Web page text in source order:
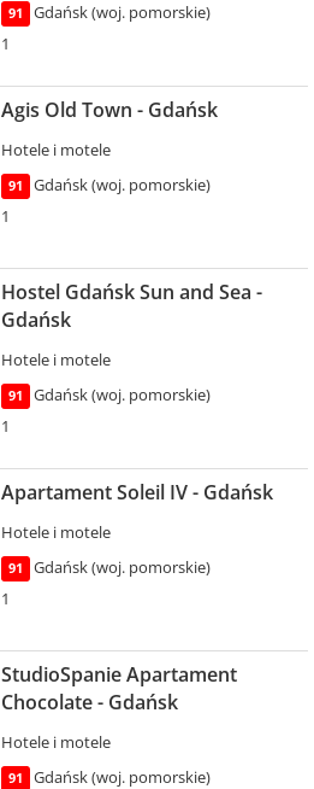
91
Gdańsk (woj. pomorskie)
1
Agis Old Town - Gdańsk
Hotele i motele
91
Gdańsk (woj. pomorskie)
1
Hostel Gdańsk Sun and Sea -
Gdańsk
Hotele i motele
91
Gdańsk (woj. pomorskie)
1
Apartament Soleil IV - Gdańsk
Hotele i motele
91
Gdańsk (woj. pomorskie)
1
StudioSpanie Apartament
Chocolate - Gdańsk
Hotele i motele
91
Gdańsk (woj. pomorskie)